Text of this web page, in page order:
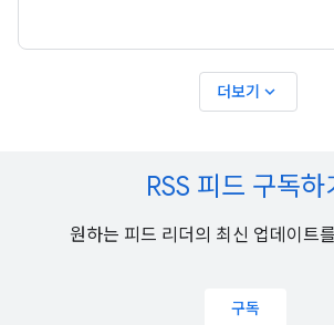
더보기 expand_more
RSS 피드 구독하
원하는 피드 리더의 최신 업데이트
구독